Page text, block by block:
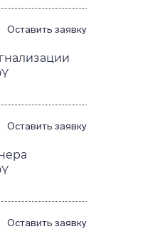
Оставить заявку
Оставить заявку
Оставить заявку